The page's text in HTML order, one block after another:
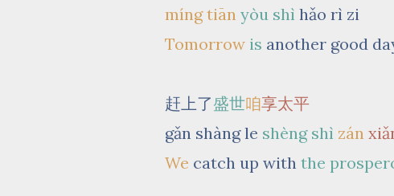
míng tiān yòu shì hǎo rì zi
Tomorrow is another good
赶上了盛世咱享太平
gǎn shàng le shèng shì zán
We catch up with the